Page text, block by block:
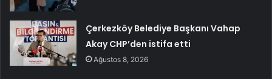
Çerkezköy Belediye Başkanı Vahap
Akay CHP’den istifa etti
Ağustos 8, 2026